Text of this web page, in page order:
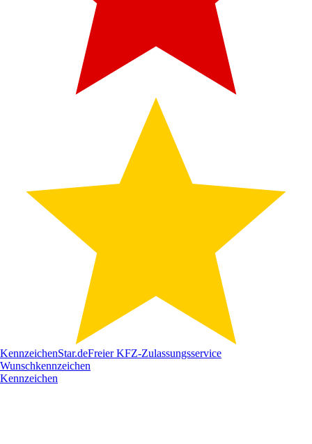
KennzeichenStar.deFreier KFZ-Zulassungsservice
Wunschkennzeichen
Kennzeichen